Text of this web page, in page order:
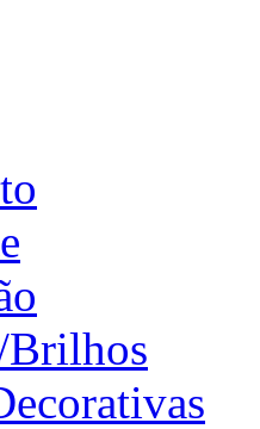
Brilhos